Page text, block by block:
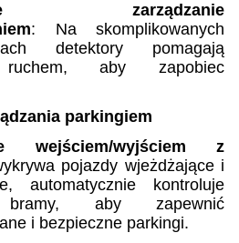
zarządzanie
: Na skomplikowanych
detektory pomagają
ruchem, aby zapobiec
parkingiem
wejściem/wyjściem z
pojazdy wjeżdżające i
automatycznie kontroluje
bramy, aby zapewnić
i bezpieczne parkingi.